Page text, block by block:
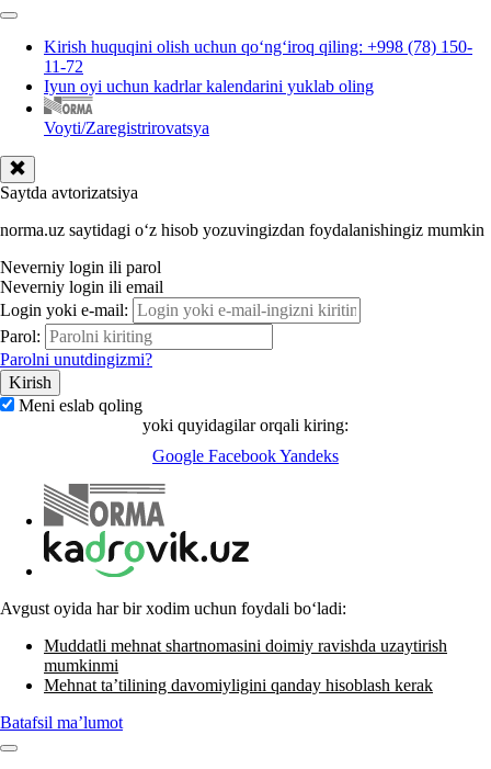
Kirish huquqini olish uchun qoʻngʻiroq qiling: +998 (78) 150-
11-72
Iyun oyi uchun kadrlar kalendarini yuklab oling
Voyti/Zaregistrirovatsya
Saytda avtorizatsiya
norma.uz saytidagi oʻz hisob yozuvingizdan foydalanishingiz mumkin
Neverniy login ili parol
Neverniy login ili email
Login yoki e-mail:
Parol:
Parolni unutdingizmi?
Meni eslab qoling
yoki quyidagilar orqali kiring:
Google FacebookYandeks
Avgust oyida har bir хodim uchun foydali boʻladi:
Muddatli mehnat shartnomasini doimiy ravishda uzaytirish
mumkinmi
Mehnat ta’tilining davomiyligini qanday hisoblash kerak
Batafsil ma’lumot